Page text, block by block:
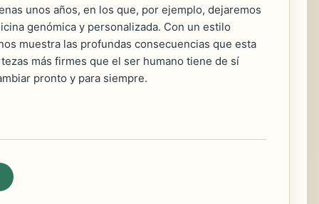
unos años, en los que, por ejemplo, dejaremos
genómica y personalizada. Con un estilo
muestra las profundas consecuencias que esta
más firmes que el ser humano tiene de sí
pronto y para siempre.